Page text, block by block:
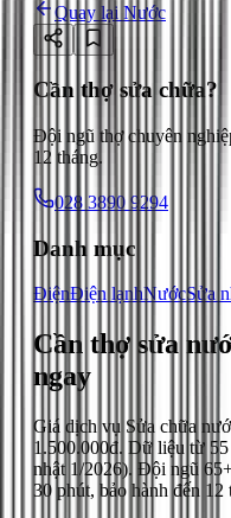
Quay lại Nước
Cần thợ sửa chữa?
Đội ngũ thợ chuyên
12 tháng.
028 3890 9294
Danh mục
ĐiệnĐiện lạnhNướcSửa
Cần thợ sửa
ngay
Giá dịch vụ Sửa chữa
1.500.000đ. Dữ liệu từ 55
nhật 1/2026). Đội ngũ
30 phút, bảo hành đến 12